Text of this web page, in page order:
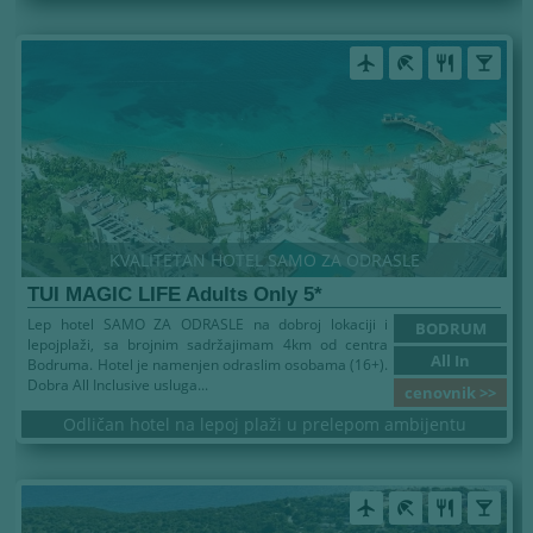
airplanemode_active beach_access restaurant local_bar
KVALITETAN HOTEL SAMO ZA ODRASLE
TUI MAGIC LIFE Adults Only 5*
BODRUM
All In
cenovnik >>
Lep hotel SAMO ZA ODRASLE na dobroj lokaciji i
lepojplaži, sa brojnim sadržajimam 4km od centra
Bodruma. Hotel je namenjen odraslim osobama (16+).
Dobra All Inclusive usluga...
Odličan hotel na lepoj plaži u prelepom ambijentu
airplanemode_active beach_access restaurant local_bar